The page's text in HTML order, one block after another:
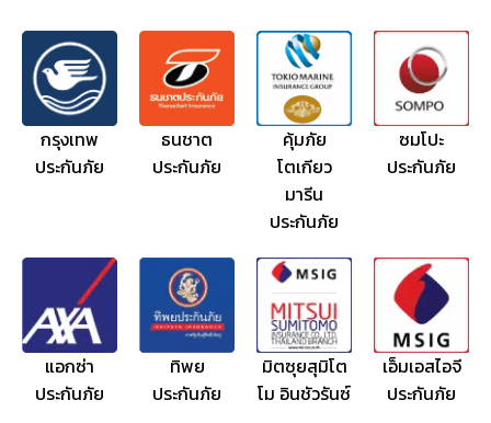
กรุงเทพ
ประกันภัย
ธนชาต
ประกันภัย
คุ้มภัย
โตเกียว
มารีน
ประกันภัย
ซมโปะ
ประกันภัย
แอกซ่า
ประกันภัย
ทิพย
ประกันภัย
มิตซุยสุมิโต
โม อินชัวรันซ์
เอ็มเอสไอจี
ประกันภัย